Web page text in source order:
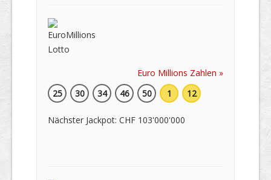
Euro Millions Zahlen »
25
30 34 46 50 1 12
Nächster Jackpot: CHF 103'000'000